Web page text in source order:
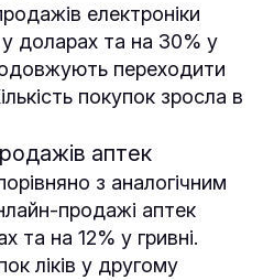
електроніки
доларах та на 30% у
переходити
покупок зросла в
аптек
з аналогічним
продажі аптек
та на 12% у гривні.
ліків у другому